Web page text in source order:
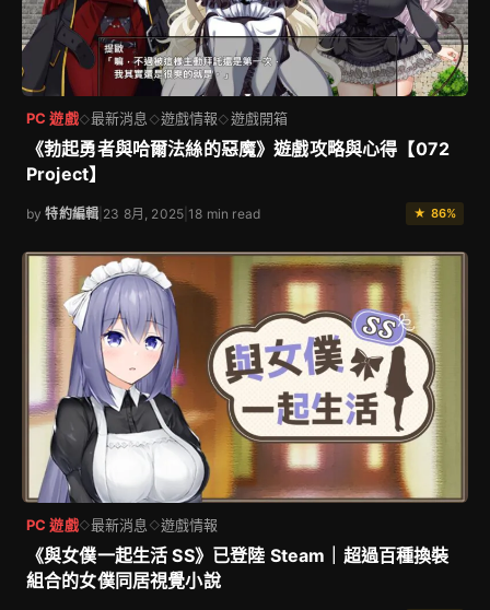
PC 遊戲◇最新消息 ◇遊戲情報◇遊戲開箱
《勃起勇者與哈爾法絲的惡魔》遊戲攻略與心得【072
Project】
by特約編輯 23 8月, 2025 |18 min read ★ 86%
PC 遊戲◇最新消息 ◇遊戲情報
《與女僕一起生活 SS》已登陸 Steam｜超過百種換裝
組合的女僕同居視覺小說